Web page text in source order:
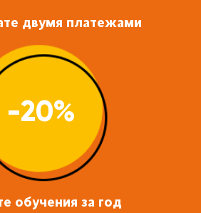
двумя платежами
-20%
обучения за год